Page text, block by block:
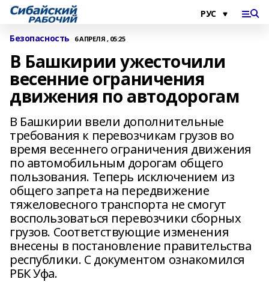
Безопасность 6 АПРЕЛЯ , 05:25
В Башкирии ужесточили
весенние ограничения
движения по автодорогам
В Башкирии ввели дополнительные
требования к перевозчикам грузов во
время весеннего ограничения движения
по автомобильным дорогам общего
пользования. Теперь исключением из
общего запрета на передвижение
тяжеловесного транспорта не смогут
воспользоваться перевозчики сборных
грузов. Соответствующие изменения
внесены в постановление правительства
республики. С документом ознакомился
РБК Уфа.